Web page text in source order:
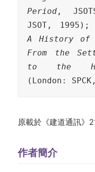
Period ,
A History of
From the
to the
(London:
原載於《建道通訊》
作者簡介